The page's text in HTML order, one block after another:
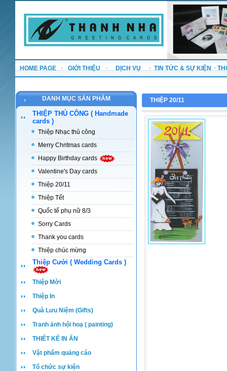
HOME PAGE GIỚI THIỆU DỊCH VỤ TIN TỨC & SỰ KIỆN
DANH MỤC SẢN PHẨM
THIỆP THỦ CÔNG ( Handmade
cards )
Thiệp Nhạc thủ công
Merry Chritmas cards
Happy Birthday cards
Valentine's Day cards
Thiệp 20/11
Thiệp Tết
Quốc tế phụ nữ 8/3
Sorry Cards
Thank you cards
Thiệp chúc mừng
Thiệp Cưới ( Wedding Cards )
Thiệp Mời
Thiệp In
Quà Lưu Niệm (Gifts)
Tranh ảnh hội hoạ ( painting)
THIẾT KẾ IN ẤN
Vật phẩm quảng cáo
Tổ chức sự kiện
THIỆP 20/11